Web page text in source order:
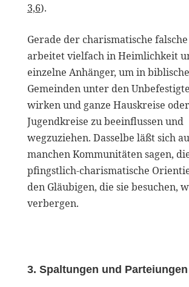
3,6).
Gerade der charismatische
arbeitet vielfach in Heimlichkeit
einzelne Anhänger, um in
Gemeinden unter den
wirken und ganze Hauskreise oder
Jugendkreise zu beeinflussen und
wegzuziehen. Dasselbe läßt sich
manchen Kommunitäten sagen,
pfingstlich-charismatische
den Gläubigen, die sie besuchen,
verbergen.
3. Spaltungen und Parteiungen